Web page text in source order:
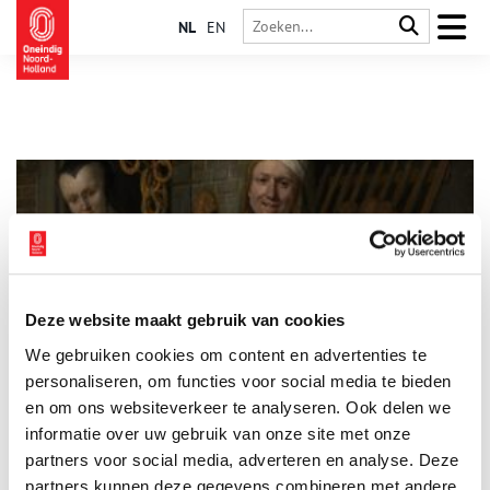
Deze website maakt gebruik van cookies
We gebruiken cookies om content en advertenties te
personaliseren, om functies voor social media te bieden
en om ons websiteverkeer te analyseren. Ook delen we
informatie over uw gebruik van onze site met onze
partners voor social media, adverteren en analyse. Deze
partners kunnen deze gegevens combineren met andere
NL EN
Van Amsterdamse bolussen tot luilakbollen en een hylikmaker.
Elke stad of streek in Noord-Holland kent zijn eigen zoete
lekkernij die van generatie op generatie is doorgegeven,
aangepast en geperfectioneerd tot een smakelijk streekgerecht
waar iedereen wel van zou willen smullen. Verwarm je oven
maar alvast voor en lik je vingers af, of wacht tot je de garde
mag schoonlikken. Laat de welkome geur van gesmolten boter,